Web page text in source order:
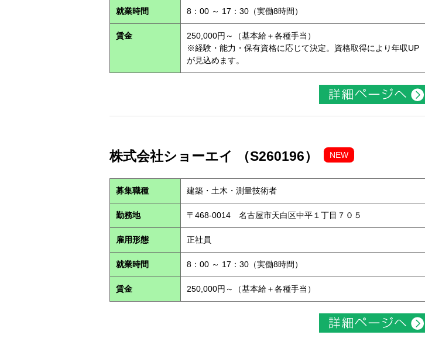
就業時間 8：00 ～ 17：30（実働8時間）
賃金
250,000円～（基本給＋各種手当）
※経験・能力・保有資格に応じて決定。資格取得により年収UP
が見込めます。
株式会社ショーエイ （S260196） NEW
募集職種 建築・土木・測量技術者
勤務地 〒468-0014 名古屋市天白区中平１丁目７０５
雇用形態 正社員
就業時間 8：00 ～ 17：30（実働8時間）
賃金 250,000円～（基本給＋各種手当）